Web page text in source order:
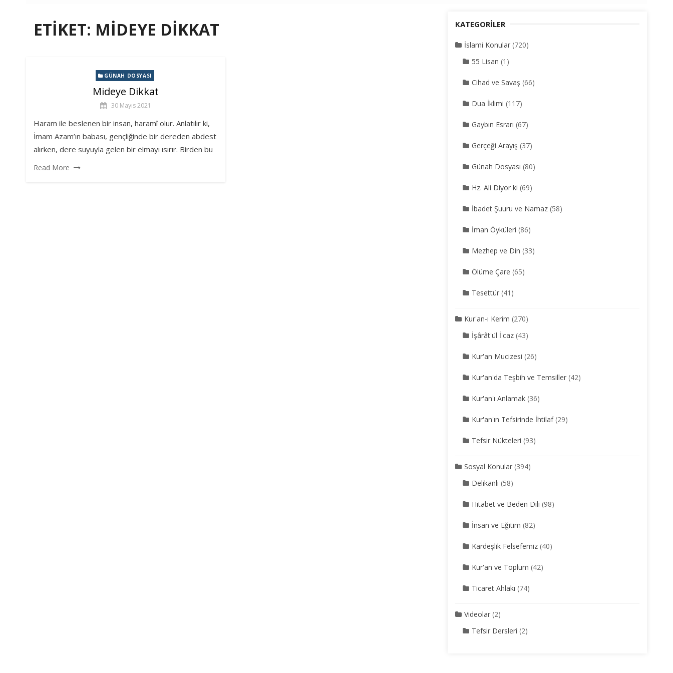
ETIKET: MIDEYE DIKKAT
GÜNAH DOSYASI
Mideye Dikkat
30 Mayıs 2021
Haram ile beslenen bir insan, haramî olur. Anlatılır ki,
İmam Azam’ın babası, gençliğinde bir dereden abdest
alırken, dere suyuyla gelen bir elmayı ısırır. Birden bu
Read More
KATEGORILER
İslami Konular(720)
55 Lisan (1)
Cihad ve Savaş (66)
Dua İklimi (117)
Gaybın Esrarı (67)
Gerçeği Arayış (37)
Günah Dosyası (80)
Hz. Ali Diyor ki (69)
İbadet Şuuru ve Namaz(58)
İman Öyküleri (86)
Mezhep ve Din (33)
Ölüme Çare (65)
Tesettür(41)
Kur'an-ı Kerim (270)
İşârât'ül İ'caz(43)
Kur'an Mucizesi (26)
Kur'an'da Teşbih ve Temsiller(42)
Kur'an'ı Anlamak(36)
Kur'an'ın Tefsirinde İhtilaf(29)
Tefsir Nükteleri (93)
Sosyal Konular(394)
Delikanlı (58)
Hitabet ve Beden Dili (98)
İnsan ve Eğitim (82)
Kardeşlik Felsefemiz(40)
Kur'an ve Toplum (42)
Ticaret Ahlakı (74)
Videolar(2)
Tefsir Dersleri (2)